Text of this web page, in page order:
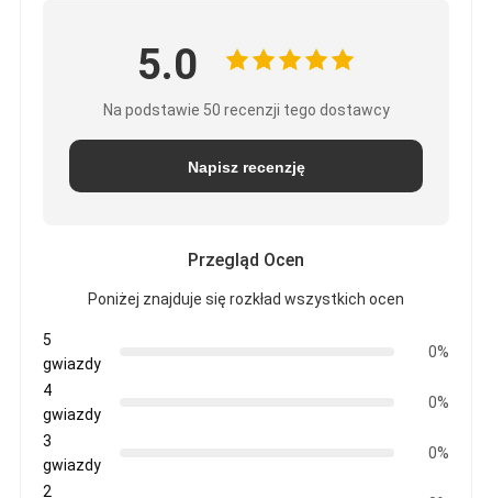
5.0
Na podstawie 50 recenzji tego dostawcy
Napisz recenzję
Przegląd Ocen
Poniżej znajduje się rozkład wszystkich ocen
5
gwiazdy
0%
4
gwiazdy
0%
3
gwiazdy
0%
2